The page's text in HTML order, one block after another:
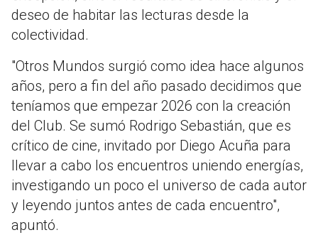
deseo de habitar las lecturas desde la
colectividad.
"Otros Mundos surgió como idea hace algunos
años, pero a fin del año pasado decidimos que
teníamos que empezar 2026 con la creación
del Club. Se sumó Rodrigo Sebastián, que es
crítico de cine, invitado por Diego Acuña para
llevar a cabo los encuentros uniendo energías,
investigando un poco el universo de cada autor
y leyendo juntos antes de cada encuentro",
apuntó.